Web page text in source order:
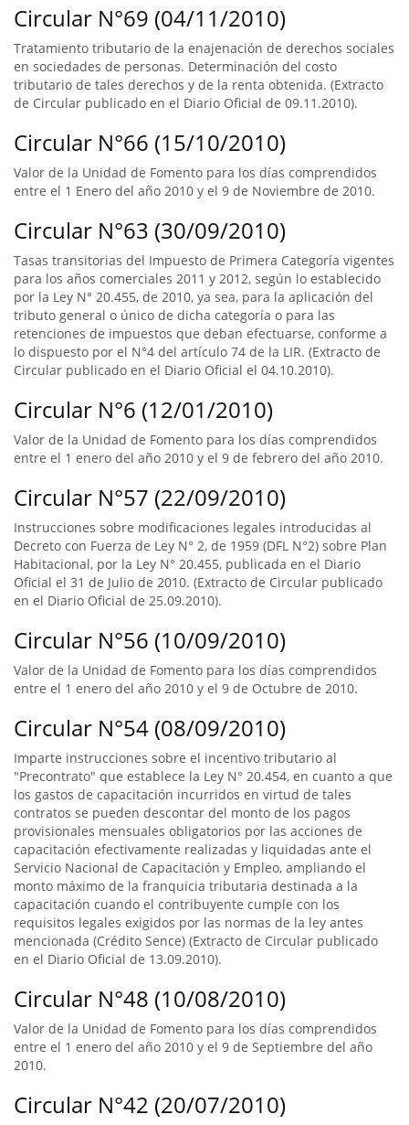
Circular N°69 (04/11/2010)
Tratamiento tributario de la enajenación de derechos sociales
en sociedades de personas. Determinación del costo
tributario de tales derechos y de la renta obtenida. (Extracto
de Circular publicado en el Diario Oficial de 09.11.2010).
Circular N°66 (15/10/2010)
Valor de la Unidad de Fomento para los días comprendidos
entre el 1 Enero del año 2010 y el 9 de Noviembre de 2010.
Circular N°63 (30/09/2010)
Tasas transitorias del Impuesto de Primera Categoría vigentes
para los años comerciales 2011 y 2012, según lo establecido
por la Ley N° 20.455, de 2010, ya sea, para la aplicación del
tributo general o único de dicha categoría o para las
retenciones de impuestos que deban efectuarse, conforme a
lo dispuesto por el N°4 del artículo 74 de la LIR. (Extracto de
Circular publicado en el Diario Oficial el 04.10.2010).
Circular N°6 (12/01/2010)
Valor de la Unidad de Fomento para los días comprendidos
entre el 1 enero del año 2010 y el 9 de febrero del año 2010.
Circular N°57 (22/09/2010)
Instrucciones sobre modificaciones legales introducidas al
Decreto con Fuerza de Ley N° 2, de 1959 (DFL N°2) sobre Plan
Habitacional, por la Ley N° 20.455, publicada en el Diario
Oficial el 31 de Julio de 2010. (Extracto de Circular publicado
en el Diario Oficial de 25.09.2010).
Circular N°56 (10/09/2010)
Valor de la Unidad de Fomento para los días comprendidos
entre el 1 enero del año 2010 y el 9 de Octubre de 2010.
Circular N°54 (08/09/2010)
Imparte instrucciones sobre el incentivo tributario al
"Precontrato" que establece la Ley N° 20.454, en cuanto a que
los gastos de capacitación incurridos en virtud de tales
contratos se pueden descontar del monto de los pagos
provisionales mensuales obligatorios por las acciones de
capacitación efectivamente realizadas y liquidadas ante el
Servicio Nacional de Capacitación y Empleo, ampliando el
monto máximo de la franquicia tributaria destinada a la
capacitación cuando el contribuyente cumple con los
requisitos legales exigidos por las normas de la ley antes
mencionada (Crédito Sence) (Extracto de Circular publicado
en el Diario Oficial de 13.09.2010).
Circular N°48 (10/08/2010)
Valor de la Unidad de Fomento para los días comprendidos
entre el 1 enero del año 2010 y el 9 de Septiembre del año
2010.
Circular N°42 (20/07/2010)